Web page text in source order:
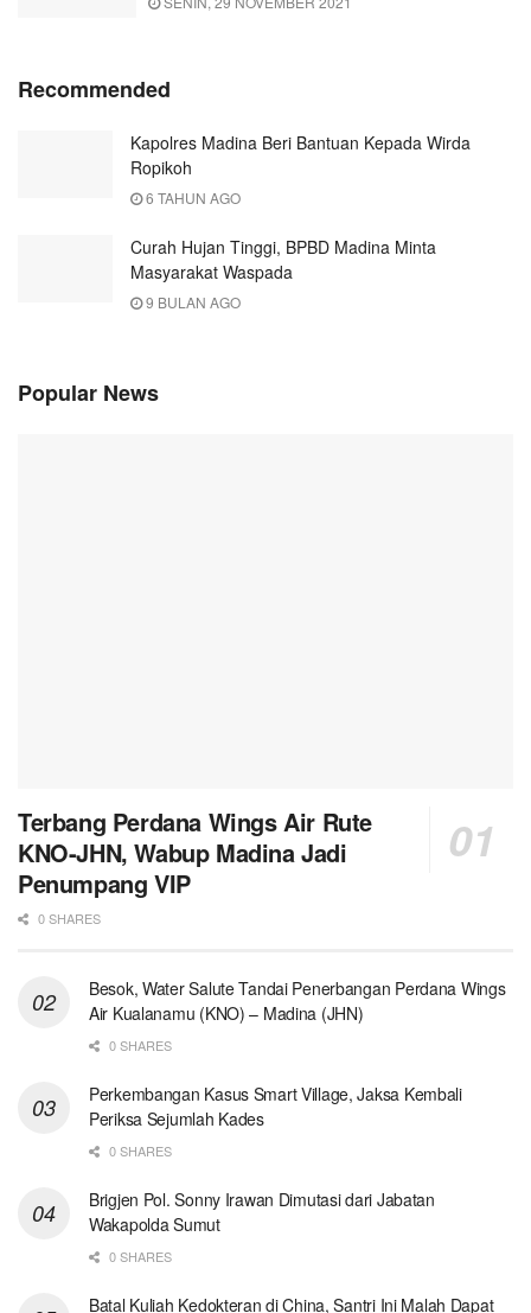
Recommended
Kapolres Madina Beri Bantuan Kepada Wirda
Ropikoh
6 TAHUN AGO
Curah Hujan Tinggi, BPBD Madina Minta
Masyarakat Waspada
9 BULAN AGO
Popular News
Terbang Perdana Wings Air Rute
KNO-JHN, Wabup Madina Jadi
Penumpang VIP
0 SHARES
Besok, Water Salute Tandai Penerbangan Perdana Wings
Air Kualanamu (KNO) – Madina (JHN)
0 SHARES
Perkembangan Kasus Smart Village, Jaksa Kembali
Periksa Sejumlah Kades
0 SHARES
Brigjen Pol. Sonny Irawan Dimutasi dari Jabatan
Wakapolda Sumut
0 SHARES
Batal Kuliah Kedokteran di China, Santri Ini Malah Dapat